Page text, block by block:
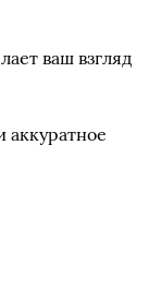
ваш взгляд
аккуратное